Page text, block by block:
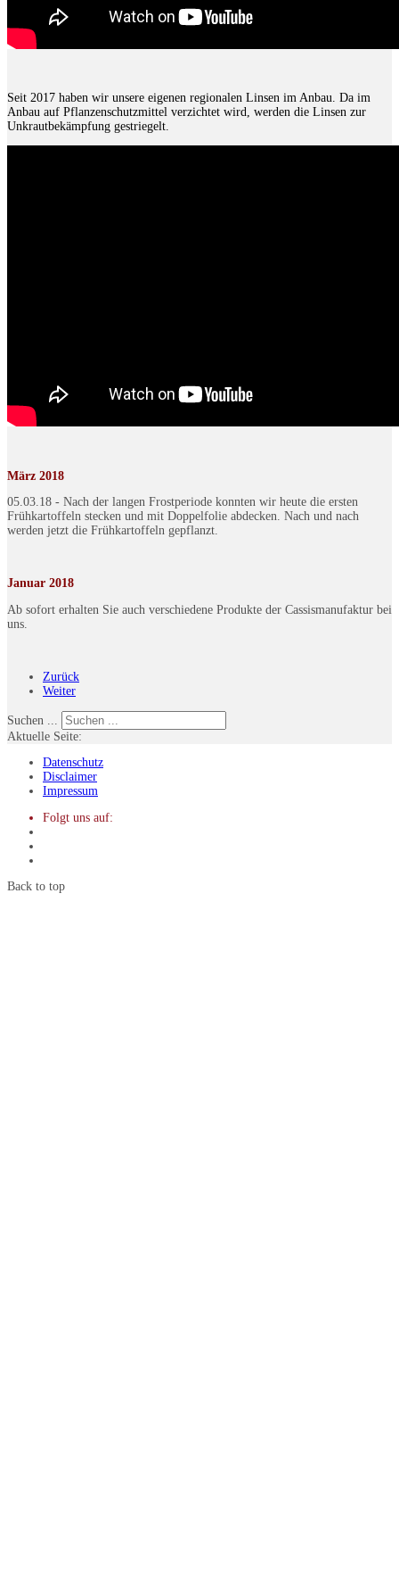
Seit 2017 haben wir unsere eigenen regionalen Linsen im Anbau. Da im
Anbau auf Pflanzenschutzmittel verzichtet wird, werden die Linsen zur
Unkrautbekämpfung gestriegelt.
März 2018
05.03.18 - Nach der langen Frostperiode konnten wir heute die ersten
Frühkartoffeln stecken und mit Doppelfolie abdecken. Nach und nach
werden jetzt die Frühkartoffeln gepflanzt.
Januar 2018
Ab sofort erhalten Sie auch verschiedene Produkte der Cassismanufaktur bei
uns.
Zurück
Weiter
Suchen ...
Aktuelle Seite:
Datenschutz
Disclaimer
Impressum
Folgt uns auf:
Back to top